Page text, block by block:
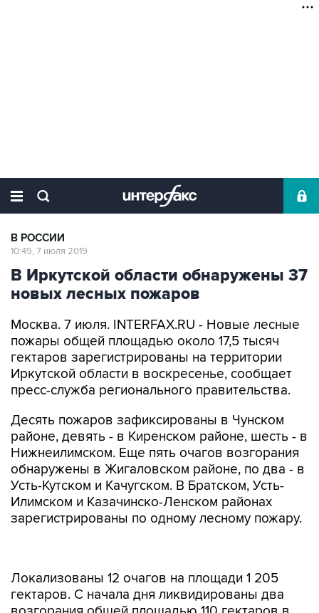
В РОССИИ
10:49, 7 июля 2019
В Иркутской области обнаружены 37
новых лесных пожаров
Москва. 7 июля. INTERFAX.RU - Новые лесные
пожары общей площадью около 17,5 тысяч
гектаров зарегистрированы на территории
Иркутской области в воскресенье, сообщает
пресс-служба регионального правительства.
Десять пожаров зафиксированы в Чунском
районе, девять - в Киренском районе, шесть - в
Нижнеилимском. Еще пять очагов возгорания
обнаружены в Жигаловском районе, по два - в
Усть-Кутском и Качугском. В Братском, Усть-
Илимском и Казачинско-Ленском районах
зарегистрированы по одному лесному пожару.
возгорания общей площадью 110 гектаров в
Усть-Илимском районе.